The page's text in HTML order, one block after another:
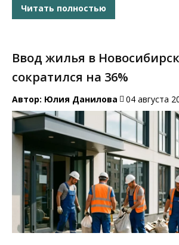
Читать полностью
Ввод жилья в
сократился на 36%
Автор: Юлия Данилова 04 августа